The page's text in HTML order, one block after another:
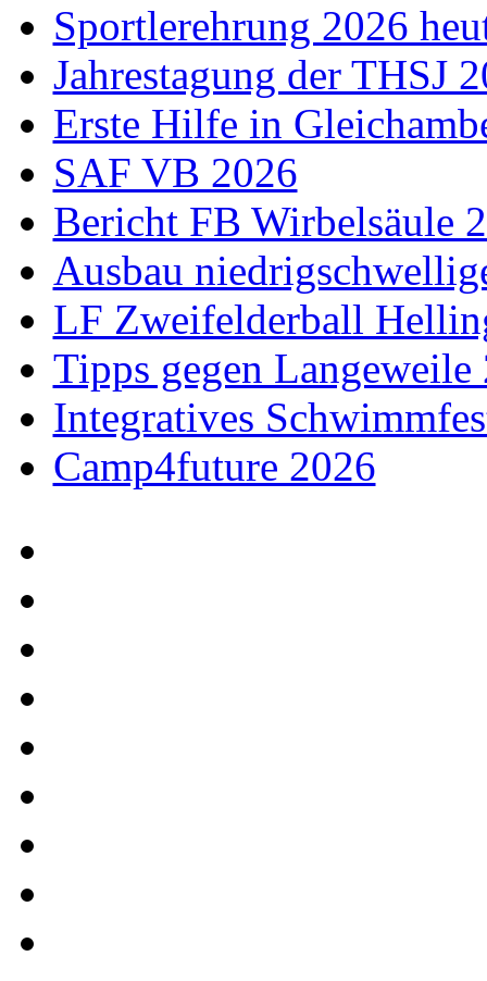
Sportlerehrung 2026
Jahrestagung der THSJ
Erste Hilfe in
SAF VB 2026
Bericht FB Wirbelsäule
Ausbau
LF Zweifelderball
Tipps gegen
Integratives
Camp4future 2026